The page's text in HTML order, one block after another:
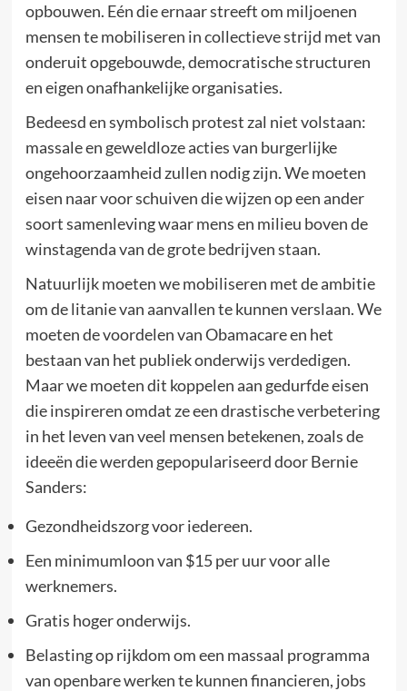
opbouwen. Eén die ernaar streeft om miljoenen
mensen te mobiliseren in collectieve strijd met van
onderuit opgebouwde, democratische structuren
en eigen onafhankelijke organisaties.
Bedeesd en symbolisch protest zal niet volstaan:
massale en geweldloze acties van burgerlijke
ongehoorzaamheid zullen nodig zijn. We moeten
eisen naar voor schuiven die wijzen op een ander
soort samenleving waar mens en milieu boven de
winstagenda van de grote bedrijven staan.
Natuurlijk moeten we mobiliseren met de ambitie
om de litanie van aanvallen te kunnen verslaan. We
moeten de voordelen van Obamacare en het
bestaan van het publiek onderwijs verdedigen.
Maar we moeten dit koppelen aan gedurfde eisen
die inspireren omdat ze een drastische verbetering
in het leven van veel mensen betekenen, zoals de
ideeën die werden gepopulariseerd door Bernie
Sanders:
Gezondheidszorg voor iedereen.
Een minimumloon van $15 per uur voor alle
werknemers.
Gratis hoger onderwijs.
Belasting op rijkdom om een massaal programma
van openbare werken te kunnen financieren, jobs